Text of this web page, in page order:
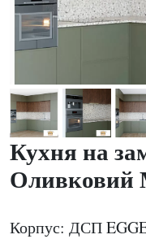
Кухня на
Оливковий
Корпус: ДСП